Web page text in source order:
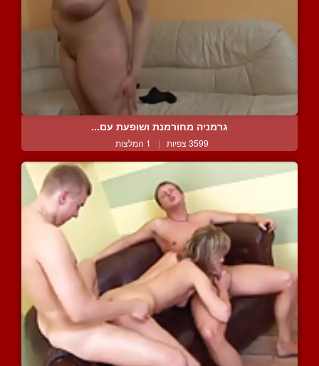
גרמניה מחורמנת ושופעת עם...
3599 צפיות | 1 המלצות